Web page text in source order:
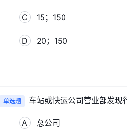
C 15；150
D 20；150
单选题 车站或快运公司营业部发现
A 总公司